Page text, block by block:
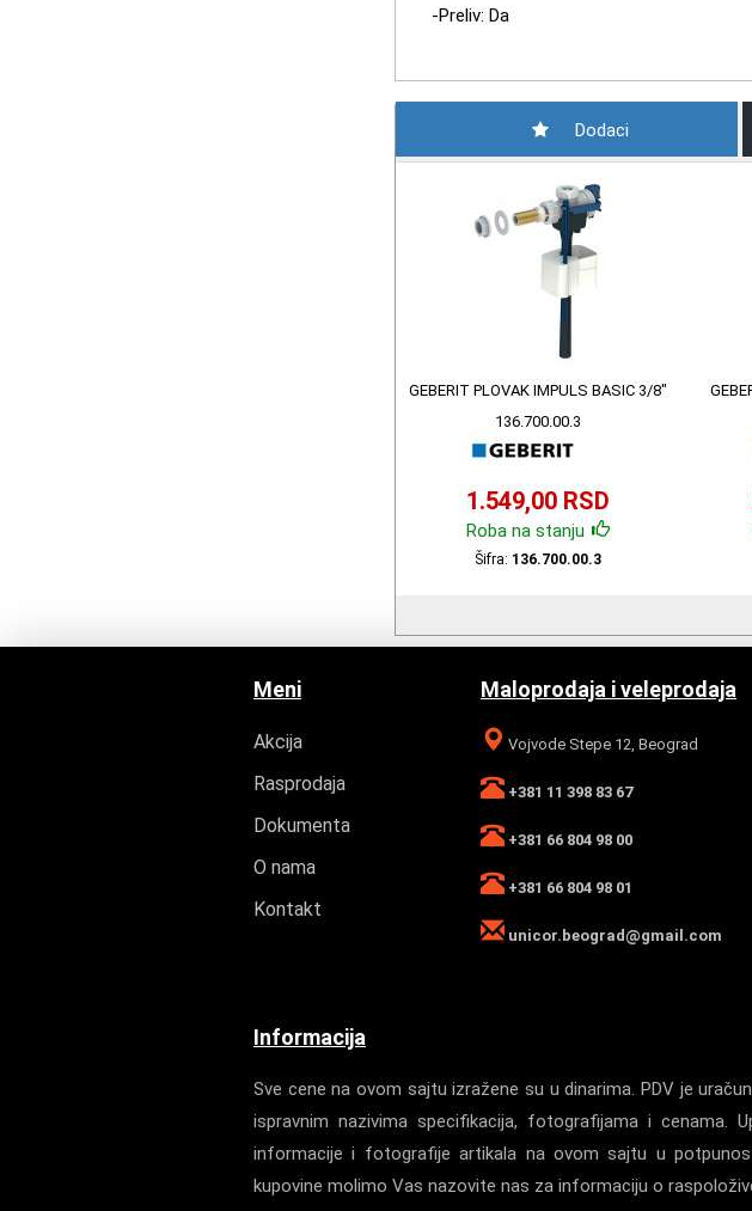
-Preliv: Da
Dodaci
GEBERIT PLOVAK IMPULS BASIC 3/8"
136.700.00.3
1.549,00 RSD
Roba na stanju
Šifra: 136.700.00.3
Meni
Akcija
Rasprodaja
Dokumenta
O nama
Kontakt
Maloprodaja i veleprodaja
Vojvode Stepe 12, Beograd
+381 11 398 83 67
+381 66 804 98 00
+381 66 804 98 01
unicor.beograd@gmail.com
Informacija
Sve cene na ovom sajtu izražene su u dinarima. PDV je
ispravnim nazivima specifikacija, fotografijama i
informacije i fotografije artikala na ovom sajtu u
kupovine molimo Vas nazovite nas za informaciju o